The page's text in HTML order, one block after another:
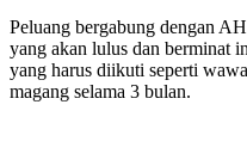
Peluang bergabung dengan
yang akan lulus dan berminat
yang harus diikuti seperti
magang selama 3 bulan.